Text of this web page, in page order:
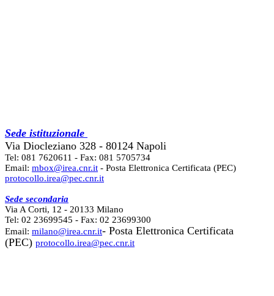
Sede istituzionale
Via Diocleziano 328 - 80124 Napoli
Tel: 081 7620611 - Fax: 081 5705734
Email: mbox@irea.cnr.it - Posta Elettronica Certificata (PEC)
protocollo.irea@pec.cnr.it
Sede secondaria
Via A Corti, 12 - 20133 Milano
Tel: 02 23699545 - Fax: 02 23699300
Email: milano@irea.cnr.it- Posta Elettronica Certificata
(PEC) protocollo.irea@pec.cnr.it